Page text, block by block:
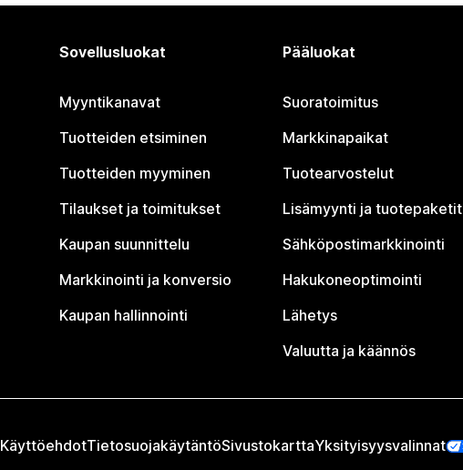
Sovellusluokat
Myyntikanavat
Tuotteiden etsiminen
Tuotteiden myyminen
Tilaukset ja toimitukset
Kaupan suunnittelu
Markkinointi ja konversio
Kaupan hallinnointi
Pääluokat
Suoratoimitus
Markkinapaikat
Tuotearvostelut
Lisämyynti ja tuotepaketit
Sähköpostimarkkinointi
Hakukoneoptimointi
Lähetys
Valuutta ja käännös
KäyttöehdotTietosuojakäytäntöSivustokarttaYksityisyysvalinnat